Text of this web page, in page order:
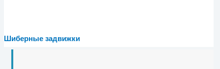
Шиберные задвижки